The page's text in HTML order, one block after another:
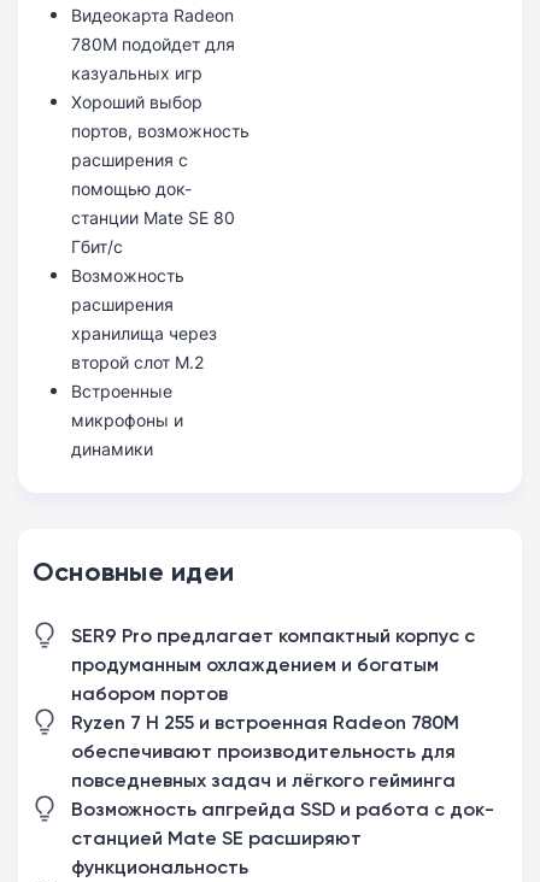
Видеокарта Radeon
780M подойдет для
казуальных игр
Хороший выбор
портов, возможность
расширения с
помощью док-
станции Mate SE 80
Гбит/с
Возможность
расширения
хранилища через
второй слот M.2
Встроенные
микрофоны и
динамики
Основные идеи
SER9 Pro предлагает компактный корпус с
продуманным охлаждением и богатым
набором портов
Ryzen 7 H 255 и встроенная Radeon 780M
обеспечивают производительность для
повседневных задач и лёгкого гейминга
Возможность апгрейда SSD и работа с док-
станцией Mate SE расширяют
функциональность